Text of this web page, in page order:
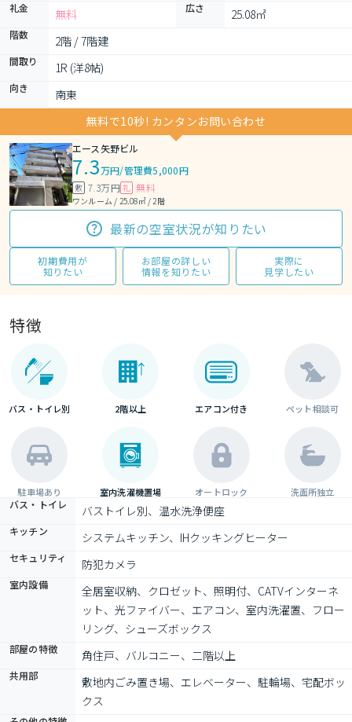
礼金 無料 広さ 25.08㎡
階数 2階 / 7階建
間取り 1R (洋8帖)
向き
南東
無料で10秒! カンタンお問い合わせ
エース矢野ビル
7.3万円/管理費5,000円
敷 7.3万円 礼 無料
ワンルーム / 25.08㎡ / 2階
最新の空室状況が知りたい
初期費用が
知りたい
お部屋の詳しい
情報を知りたい
実際に
見学したい
特徴
バス・トイレ別 2階以上 エアコン付き ペット相談可
駐車場あり 室内洗濯機置場 オートロック 洗面所独立
バス・トイレ バストイレ別、温水洗浄便座
キッチン システムキッチン、IHクッキングヒーター
セキュリティ 防犯カメラ
室内設備
全居室収納、クロゼット、照明付、CATVインターネ
ット、光ファイバー、エアコン、室内洗濯置、フロー
リング、シューズボックス
部屋の特徴 角住戸、バルコニー、二階以上
共用部
敷地内ごみ置き場、エレベーター、駐輪場、宅配ボッ
クス